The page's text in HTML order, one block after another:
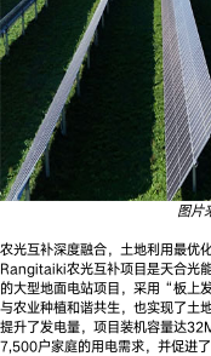
图片
农光互补深度融合，土地利用最优
Rangitaiki农光互补项目是天合光
的大型地面电站项目，采用“板上
与农业种植和谐共生，也实现了土
提升了发电量，项目装机容量达
7,500户家庭的用电需求，并促进